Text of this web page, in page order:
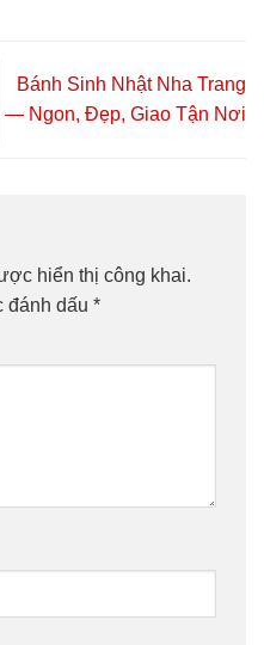
Bánh Sinh Nhật Nha Trang
— Ngon, Đẹp, Giao Tận Nơi
hiển thị công khai.
đánh dấu *